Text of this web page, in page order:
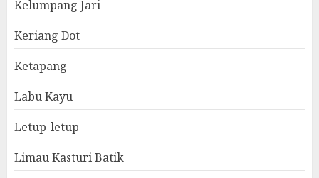
Kelumpang Jari
Keriang Dot
Ketapang
Labu Kayu
Letup-letup
Limau Kasturi Batik